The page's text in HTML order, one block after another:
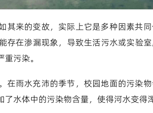
其来的变故，实际上它是多种因素共
存在渗漏现象，导致生活污水或实验
污染。
在雨水充沛的季节，校园地面的污染
水体中的污染物含量，使得河水变得